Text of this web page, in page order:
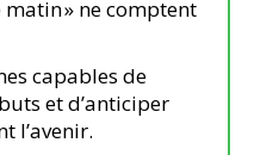
matin » ne comptent
capables de
et d’anticiper
l’avenir.